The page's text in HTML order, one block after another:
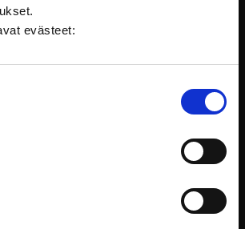
evästeet:
digitaalisissa ympäristöissä